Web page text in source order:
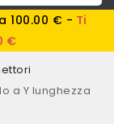
100.00 € - Ti
€
a Y lunghezza